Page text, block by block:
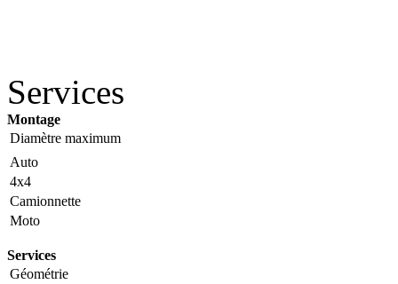
Services
Montage
Diamètre maximum
Auto
4x4
Camionnette
Moto
Services
Géométrie